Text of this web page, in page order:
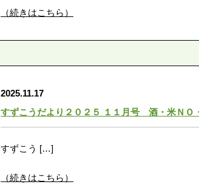
（続きはこちら）
2025.11.17
すずこうだより２０２５ １１月号 酒・米Ｎ
すずこう […]
（続きはこちら）